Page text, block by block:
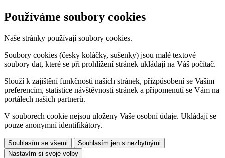
Používáme soubory cookies
Naše stránky používají soubory cookies.
Soubory cookies (česky koláčky, sušenky) jsou malé textové
soubory dat, které se při prohlížení stránek ukládají na Váš počítač.
Slouží k zajištění funkčnosti našich stránek, přizpůsobení se Vašim
preferencím, statistice návštěvnosti stránek a připomenutí se Vám na
portálech našich partnerů.
V souborech cookie nejsou uloženy Vaše osobní údaje. Ukládají se
pouze anonymní identifikátory.
Souhlasím se všemi
Souhlasím jen s nezbytnými
Nastavím si svoje volby